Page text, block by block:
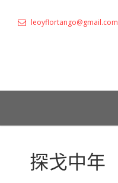
leoyflortango@gmail.com
探戈中年